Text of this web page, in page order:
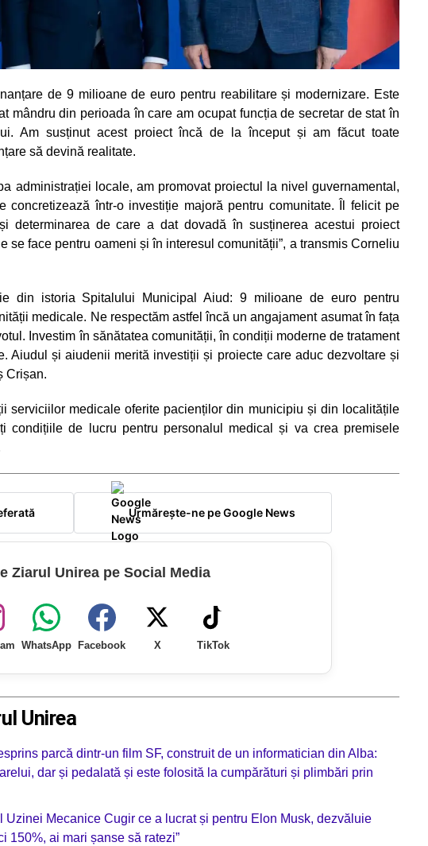
de 9 milioane de euro pentru reabilitare și modernizare. Este
mândru din perioada în care am ocupat funcția de secretar de stat în
Am susținut acest proiect încă de la început și am făcut toate
să devină realitate.
administrației locale, am promovat proiectul la nivel guvernamental,
concretizează într-o investiție majoră pentru comunitate. Îl felicit pe
determinarea de care a dat dovadă în susținerea acestui proiect
se face pentru oameni și în interesul comunității”, a transmis Corneliu
din istoria Spitalului Municipal Aiud: 9 milioane de euro pentru
medicale. Ne respectăm astfel încă un angajament asumat în fața
Investim în sănătatea comunității, în condiții moderne de tratament
Aiudul și aiudenii merită investiții și proiecte care aduc dezvoltare și
Crișan.
serviciilor medicale oferite pacienților din municipiu și din localitățile
condițiile de lucru pentru personalul medical și va crea premisele
Urmărește-ne pe Google News
Ziarul Unirea pe Social Media
WhatsApp Facebook X TikTok
Unirea
parcă dintr-un film SF, construit de un informatician din Alba:
dar și pedalată și este folosită la cumpărături și plimbări prin
Uzinei Mecanice Cugir ce a lucrat și pentru Elon Musk, dezvăluie
150%, ai mari șanse să ratezi”